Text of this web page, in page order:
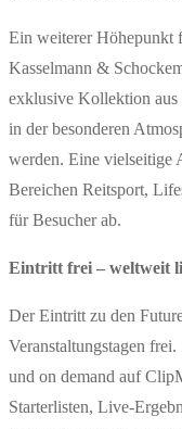
Ein weiterer Höhepunkt
Kasselmann &
exklusive Kollektion aus
in der besonderen
werden. Eine vielseitige
Bereichen Reitsport,
für Besucher ab.
Eintritt frei – weltweit
Der Eintritt zu den
Veranstaltungstagen
und on demand auf
Starterlisten, Live-